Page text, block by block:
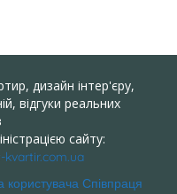
дизайн інтер'єру,
відгуки реальних
сайту:
користувача Співпраця